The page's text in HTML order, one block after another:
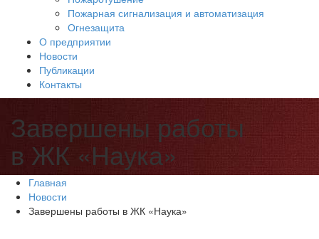
Пожарная сигнализация и автоматизация
Огнезащита
О предприятии
Новости
Публикации
Контакты
Завершены работы
в ЖК «Наука»
Главная
Новости
Завершены работы в ЖК «Наука»